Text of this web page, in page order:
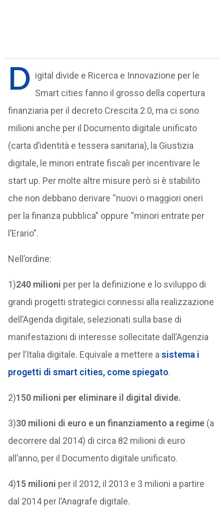
D igital divide e Ricerca e Innovazione per le
Smart cities fanno il grosso della copertura
finanziaria per il decreto Crescita 2.0, ma ci sono
milioni anche per il Documento digitale unificato
(carta d’identità e tessera sanitaria), la Giustizia
digitale, le minori entrate fiscali per incentivare le
start up. Per molte altre misure però si è stabilito
che non debbano derivare “nuovi o maggiori oneri
per la finanza pubblica” oppure “minori entrate per
l’Erario”.
Nell’ordine:
1)240 milioni per per la definizione e lo sviluppo di
grandi progetti strategici connessi alla realizzazione
dell’Agenda digitale, selezionati sulla base di
manifestazioni di interesse sollecitate dall’Agenzia
per l’Italia digitale. Equivale a mettere a sistema i
progetti di smart cities, come spiegato.
2)150 milioni per eliminare il digital divide.
3)30 milioni di euro e un finanziamento a regime(a
decorrere dal 2014) di circa 82 milioni di euro
all’anno, per il Documento digitale unificato.
4)15 milioni per il 2012, il 2013 e 3 milioni a partire
dal 2014 per l’Anagrafe digitale.